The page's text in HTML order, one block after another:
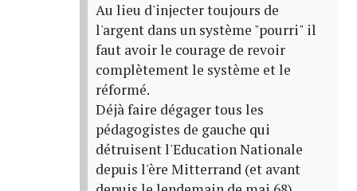
Au lieu d'injecter toujours de
l'argent dans un système "pourri" il
faut avoir le courage de revoir
complètement le système et le
réformé.
Déjà faire dégager tous les
pédagogistes de gauche qui
détruisent l'Education Nationale
depuis l'ère Mitterrand (et avant